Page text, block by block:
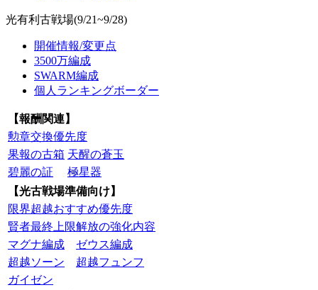
光有利古戦場(9/21~9/28)
開催情報/変更点
3500万編成
SWARM編成
個人ランキングボーダー
【報酬関連】
勲章交換優先度
果報の古箱 天醒の蒼玉
碧麗の証
極星器
【光古戦場準備向け】
限界超越おすすめ優先度
賢者最終上限解放の強化内容
マグナ編成
ゼウス編成
超越ソーン
超越フュンフ
ガイゼン